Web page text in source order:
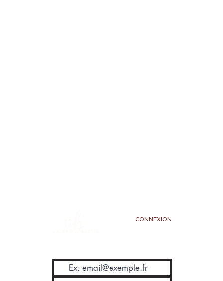
CONNEXION